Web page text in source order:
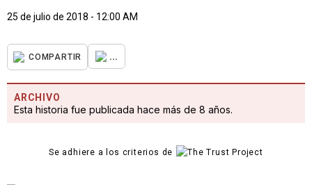
25 de julio de 2018 - 12:00 AM
COMPARTIR ...
ARCHIVO
Esta historia fue publicada hace más de 8 años.
Se adhiere a los criterios de